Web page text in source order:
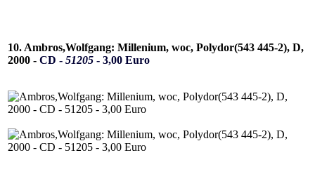
10. Ambros,Wolfgang: Millenium, woc, Polydor(543 445-2), D,
2000 - CD - 51205 - 3,00 Euro